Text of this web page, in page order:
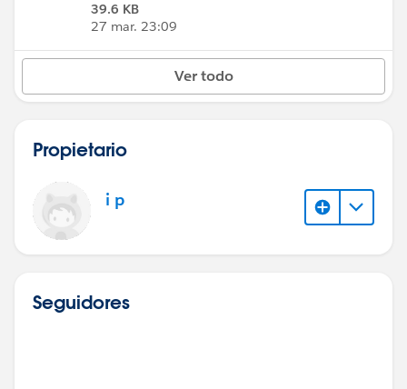
39.6 KB
27 mar. 23:09
Ver todo
Propietario
i p
Seguidores